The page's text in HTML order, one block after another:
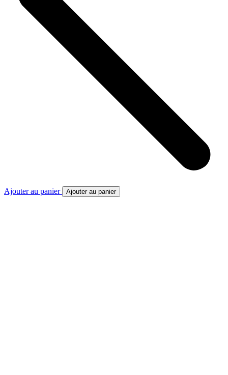
Ajouter au panier Ajouter au panier